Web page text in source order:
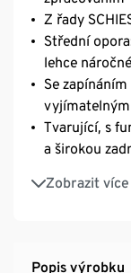
Z řady
Střední
lehce
Se
Tvarující, s
a širokou
Zobrazit více
Jemné
Popis výrobku